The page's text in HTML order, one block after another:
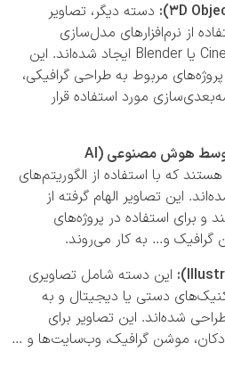
دسته دیگر، تصاویر
از نرم‌افزارهای مدل‌سازی
سه‌بعدی مانند Cinema 4D یا Blender ایجاد شده‌اند. این
مربوط به طراحی گرافیکی،
مورد استفاده قرار
تصاویر تولید شده توسط هوش مصنوعی (AI
که با استفاده از الگوریتم‌های
این تصاویر الهام گرفته از
برای استفاده در پروژه‌های
و… به کار می‌روند.
این دسته شامل تصاویری
دستی یا دیجیتال و به
شده‌اند. این تصاویر برای
موشن گرافیک، وب‌سایت‌ها و …